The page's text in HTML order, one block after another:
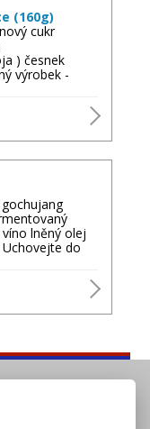
(160g)
cukr
) česnek
výrobek -
lněný olej
do